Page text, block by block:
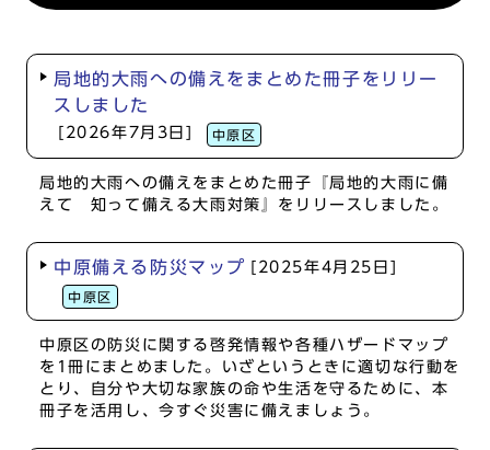
局地的大雨への備えをまとめた冊子をリリー
スしました
[2026年7月3日] 中原区
局地的大雨への備えをまとめた冊子『局地的大雨に備
えて 知って備える大雨対策』をリリースしました。
中原備える防災マップ [2025年4月25日]
中原区
中原区の防災に関する啓発情報や各種ハザードマップ
を1冊にまとめました。いざというときに適切な行動を
とり、自分や大切な家族の命や生活を守るために、本
冊子を活用し、今すぐ災害に備えましょう。